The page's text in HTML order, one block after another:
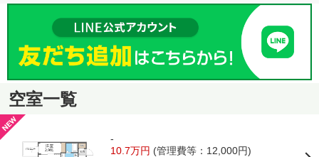
空室一覧
-
10.7万円 (管理費等：12,000円)